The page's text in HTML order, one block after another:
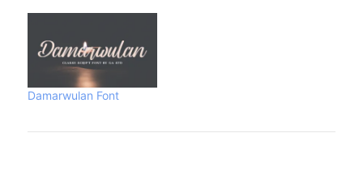
USE ALLOWED!link to
purchase full version and
commercial licence :-
https://www.creativefabrica.com/product/sweet-
ribbon/ref/208521- For
purchase Corporate license.-
Damarwulan Font